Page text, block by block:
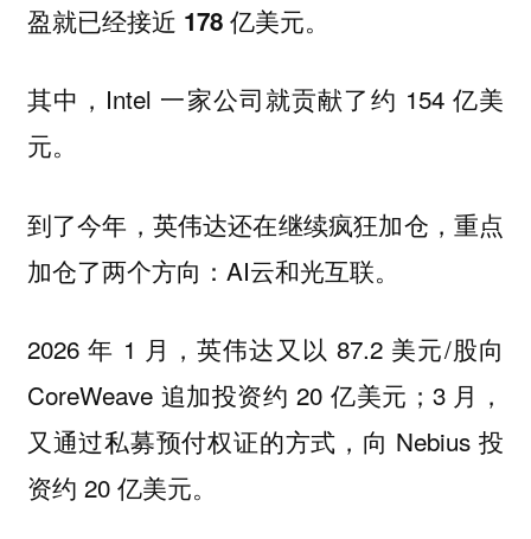
盈就已经接近 178 亿美元。
其中，Intel 一家公司就贡献了约 154 亿美
元。
到了今年，英伟达还在继续疯狂加仓，重点
加仓了两个方向：AI云和光互联。
2026 年 1 月，英伟达又以 87.2 美元/股向
CoreWeave 追加投资约 20 亿美元；3 月，
又通过私募预付权证的方式，向 Nebius 投
资约 20 亿美元。